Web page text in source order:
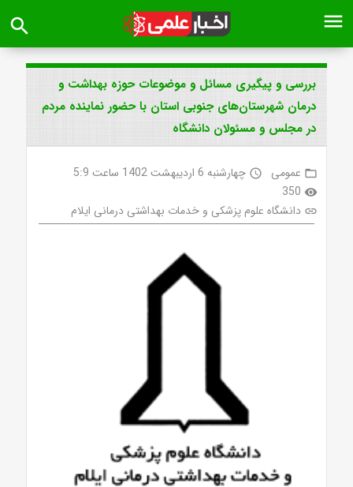
menu
search
بررسی و پیگیری مسائل و موضوعات حوزه بهداشت و
درمان شهرستان‌های جنوبی استان با حضور نماینده مردم
در مجلس و مسئولان دانشگاه
folder_open عمومی access_time چهارشنبه 6 اردیبهشت 1402 ساعت 5:9
visibility
350
link دانشگاه علوم پزشکی و خدمات بهداشتی درمانی ایلام